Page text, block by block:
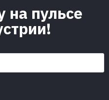
на пульсе